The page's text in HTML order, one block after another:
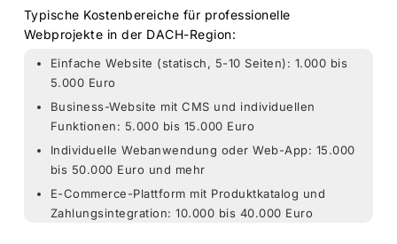
Typische Kostenbereiche für professionelle
Webprojekte in der DACH-Region:
Einfache Website (statisch, 5-10 Seiten): 1.000 bis
5.000 Euro
Business-Website mit CMS und individuellen
Funktionen: 5.000 bis 15.000 Euro
Individuelle Webanwendung oder Web-App: 15.000
bis 50.000 Euro und mehr
E-Commerce-Plattform mit Produktkatalog und
Zahlungsintegration: 10.000 bis 40.000 Euro